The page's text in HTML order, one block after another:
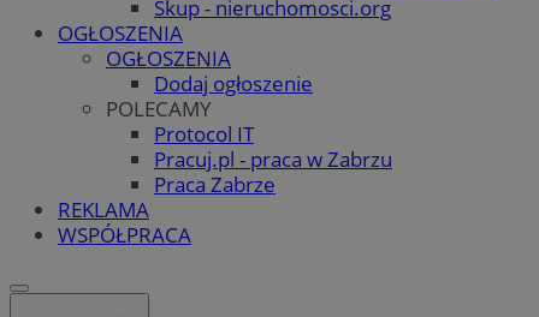
Skup - nieruchomosci.org
OGŁOSZENIA
OGŁOSZENIA
Dodaj ogłoszenie
POLECAMY
Protocol IT
Pracuj.pl - praca w Zabrzu
Praca Zabrze
REKLAMA
WSPÓŁPRACA